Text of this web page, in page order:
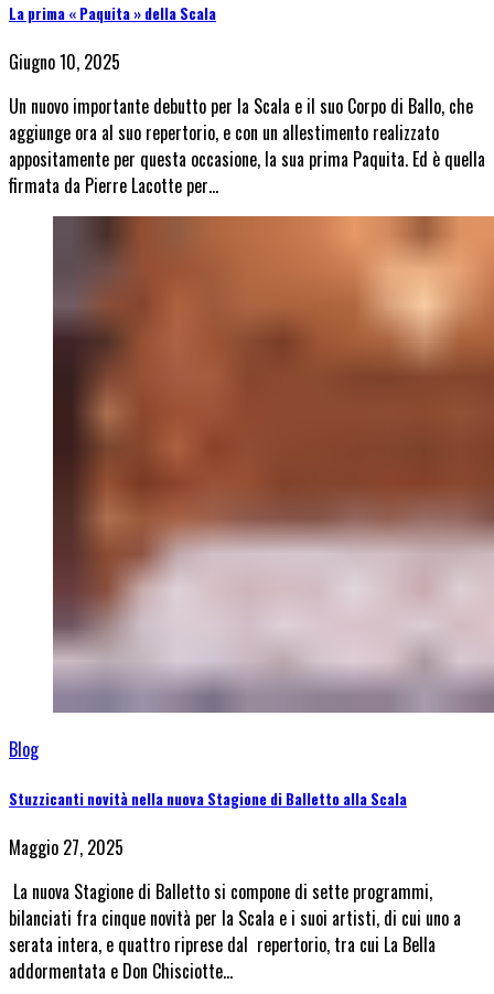
La prima « Paquita » della Scala
Giugno 10, 2025
Un nuovo importante debutto per la Scala e il suo Corpo di Ballo, che
aggiunge ora al suo repertorio, e con un allestimento realizzato
appositamente per questa occasione, la sua prima Paquita. Ed è quella
firmata da Pierre Lacotte per…
Blog
Stuzzicanti novità nella nuova Stagione di Balletto alla Scala
Maggio 27, 2025
La nuova Stagione di Balletto si compone di sette programmi,
bilanciati fra cinque novità per la Scala e i suoi artisti, di cui uno a
serata intera, e quattro riprese dal repertorio, tra cui La Bella
addormentata e Don Chisciotte…